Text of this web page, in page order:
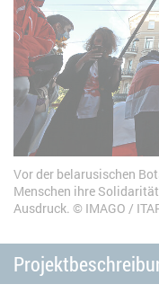
Vor der belarusischen
Menschen ihre
Ausdruck.
IMAGO /